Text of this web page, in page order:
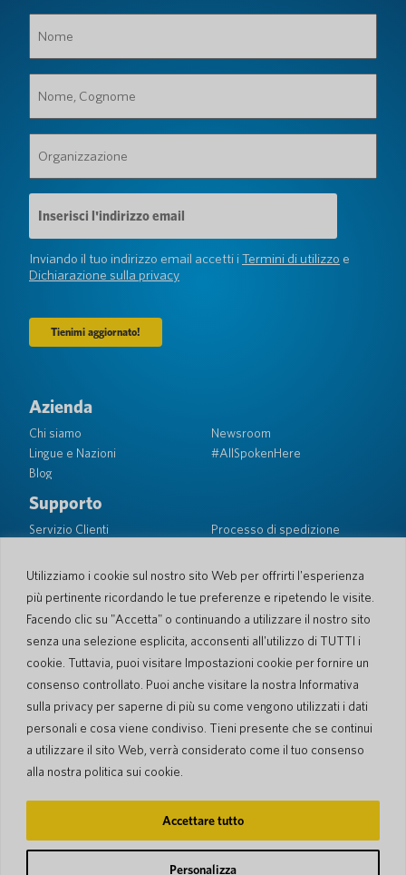
Utilizziamo i cookie sul nostro sito Web per offrirti l'esperienza
più pertinente ricordando le tue preferenze e ripetendo le visite.
Facendo clic su "Accetta" o continuando a utilizzare il nostro sito
senza una selezione esplicita, acconsenti all'utilizzo di TUTTI i
cookie. Tuttavia, puoi visitare Impostazioni cookie per fornire un
consenso controllato. Puoi anche visitare la nostra Informativa
sulla privacy per saperne di più su come vengono utilizzati i dati
personali e cosa viene condiviso. Tieni presente che se continui
a utilizzare il sito Web, verrà considerato come il tuo consenso
alla nostra politica sui cookie.
Personalizza
Accettare tutto
(Obbligatorio)
Cognome
(Obbligatorio)
(Obbligatorio)
Indirizzo
e-
mail
(Obbligatorio)
Inviando il tuo indirizzo email accetti iTermini di utilizzo e
Dichiarazione sulla privacy
Azienda
Chi siamo
Lingue e Nazioni
Blog
Newsroom
#AllSpokenHere
Supporto
Servizio Clienti
Processo di spedizione
Sicurezza PocketTalk
Contattaci
Richiesta Vendite aziendali
Gestione dei Cookie
Impostazioni dei cookie
Dichiarazione sulla privacy
Condizioni d'uso del sito web